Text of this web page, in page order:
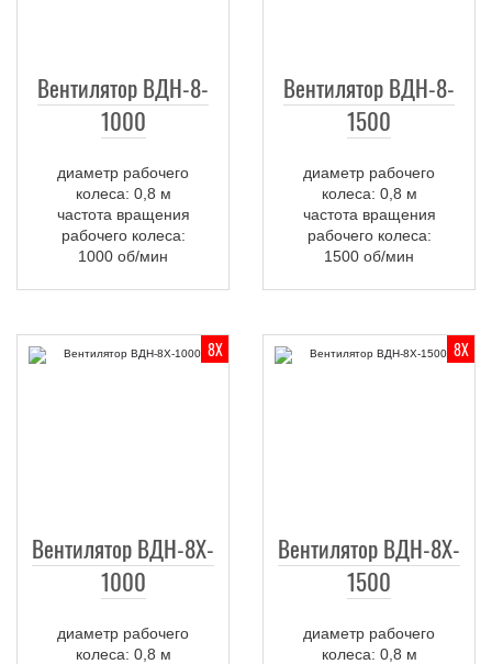
Вентилятор ВДН-8-
1000
диаметр рабочего
колеса: 0,8 м
частота вращения
рабочего колеса:
1000 об/мин
Вентилятор ВДН-8-
1500
диаметр рабочего
колеса: 0,8 м
частота вращения
рабочего колеса:
1500 об/мин
8Х
Вентилятор ВДН-8X-
1000
диаметр рабочего
колеса: 0,8 м
8Х
Вентилятор ВДН-8X-
1500
диаметр рабочего
колеса: 0,8 м